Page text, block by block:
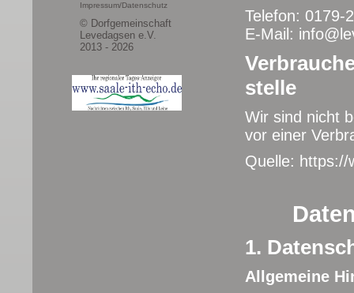
Impressum/Datenschutz
© Dorfgemeinschaft
Levedagsen e.V.
2013 - 2026
Telefon: 0179-
E-Mail:
stelle
Wir sind nicht
vor einer
Quelle: https://
1.
Allgemeine